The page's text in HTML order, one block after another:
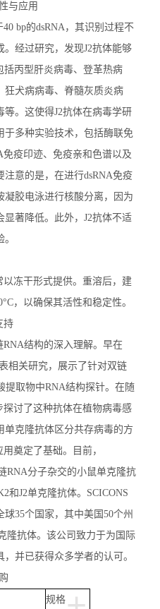
与应用
bp的dsRNA，其识别过程不
经过研究，发现J2抗体能够
括丙型肝炎病毒、登革热病
狂犬病病毒、脊髓灰质炎病
。这使得J2抗体在病毒学研
于多种实验技术，包括酶联免
疫印迹、免疫亲和色谱以及
意的是，在进行dsRNA免疫
凝胶电泳进行核酸分离，因为
著降低。此外，J2抗体不适
以冻干形式提供。重溶后，建
，以确保其活性和稳定性。
持
结构的深入理解。早在
相关研究，展示了针对双链
提取物中RNA结构探针。在随
探讨了这种抗体在植物病毒感
单克隆抗体区分共存病毒的方
奠定了基础。目前，
RNA分子杂交的小鼠单克隆抗
和J2单克隆抗体。SCICONS
35个国家，其中美国50个州
隆抗体。该公司致力于为国际
并已获得众多学者的认可。
规格